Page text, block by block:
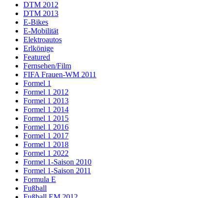
DTM 2012
DTM 2013
E-Bikes
E-Mobilität
Elektroautos
Erlkönige
Featured
Fernsehen/Film
FIFA Frauen-WM 2011
Formel 1
Formel 1 2012
Formel 1 2013
Formel 1 2014
Formel 1 2015
Formel 1 2016
Formel 1 2017
Formel 1 2018
Formel 1 2022
Formel 1-Saison 2010
Formel 1-Saison 2011
Formula E
Fußball